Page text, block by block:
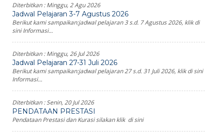
Diterbitkan :Minggu, 2 Agu 2026
Jadwal Pelajaran 3-7 Agustus 2026
Berikut kami sampaikan:jadwal pelajaran 3 s.d. 7 Agustus 2026, klik di
sini Informasi...
Diterbitkan :Minggu, 26 Jul 2026
Jadwal Pelajaran 27-31 Juli 2026
Berikut kami sampaikan:jadwal pelajaran 27 s.d. 31 Juli 2026, klik di sini
Informasi...
Diterbitkan :Senin, 20 Jul 2026
PENDATAAN PRESTASI
Pendataan Prestasi dan Kurasi silakan klik di sini